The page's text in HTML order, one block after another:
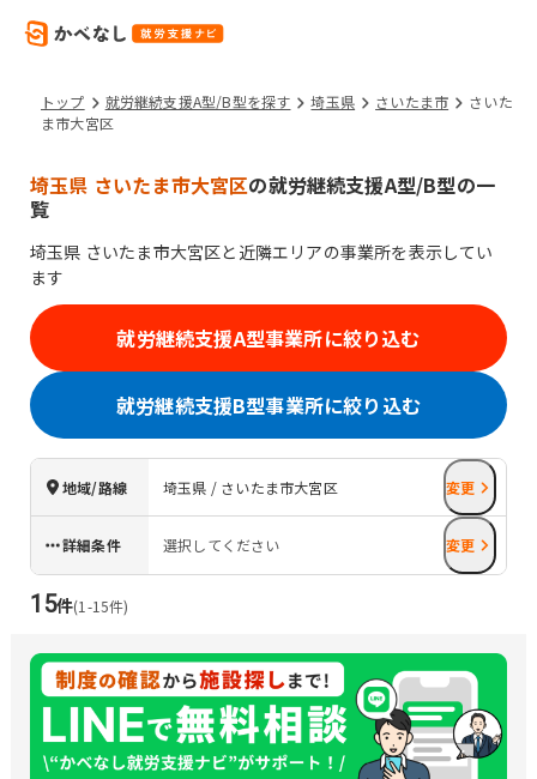
トップ 就労継続支援A型/B型を探す 埼玉県 さいたま市
さいた
ま市大宮区
埼玉県 さいたま市大宮区の就労継続支援A型/B型の一
覧
埼玉県 さいたま市大宮区と近隣エリアの事業所を表示してい
ます
就労継続支援A型事業所に絞り込む
就労継続支援B型事業所に絞り込む
地域/路線 埼玉県 / さいたま市大宮区 変更
詳細条件 選択してください 変更
15件(1 -15件)